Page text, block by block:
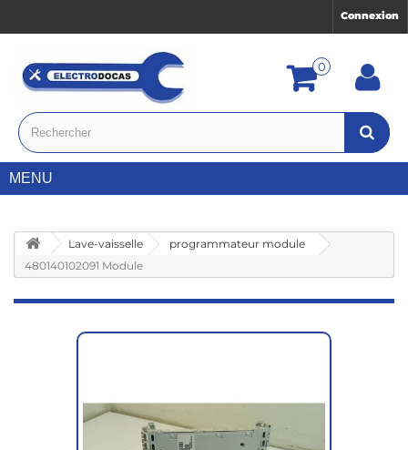
Connexion
0
MENU
Lave-vaisselle
programmateur module
480140102091 Module